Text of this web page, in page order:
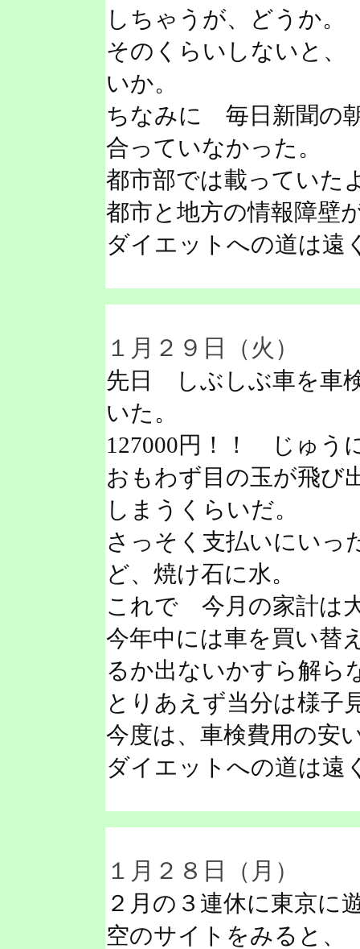
しちゃうが、どうか。
そのくらいしないと、
いか。
ちなみに 毎日新聞の
合っていなかった。
都市部では載っていた
都市と地方の情報障壁
ダイエットへの道は遠
１月２９日（火）
先日 しぶしぶ車を車
いた。
127000円！！ じゅう
おもわず目の玉が飛び
しまうくらいだ。
さっそく支払いにいっ
ど、焼け石に水。
これで 今月の家計は
今年中には車を買い替
るか出ないかすら解ら
とりあえず当分は様子
今度は、車検費用の安
ダイエットへの道は遠
１月２８日（月）
２月の３連休に東京に
空のサイトをみると、